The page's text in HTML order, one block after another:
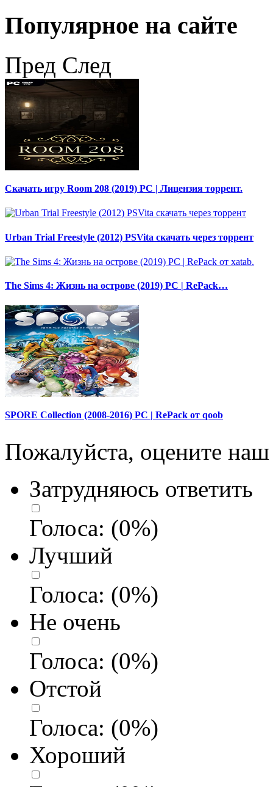
Популярное на сайте
Пред След
Скачать игру Room 208 (2019) PC | Лицензия торрент.
Urban Trial Freestyle (2012) PSVita скачать через торрент
The Sims 4: Жизнь на острове (2019) PC | RePack…
SPORE Collection (2008-2016) PC | RePack от qoob
Пожалуйста, оцените наш
Затрудняюсь ответить
Голоса: (0%)
Лучший
Голоса: (0%)
Не очень
Голоса: (0%)
Отстой
Голоса: (0%)
Хороший